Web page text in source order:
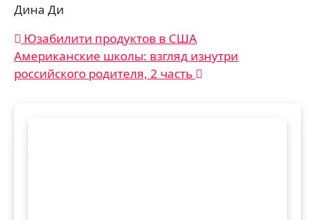
Дина Ди
Навигация
по
записям
Юзабилити продуктов в США
Американские школы: взгляд изнутри
российского родителя, 2 часть